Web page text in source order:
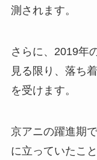
測されます。
さらに、2019年
見る限り、落ち
を受けます。
京アニの躍進期
に立っていたこ